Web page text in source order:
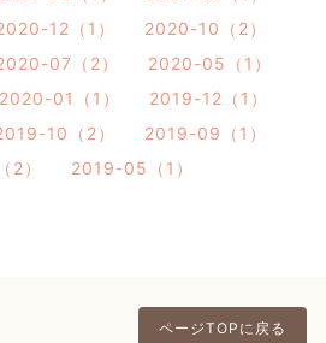
12（1）
2020-10（2）
07（2）
2020-05（1）
2020-01（1）
2019-12（1）
10（2）
2019-09（1）
2）
2019-05（1）
ページTOPに戻る